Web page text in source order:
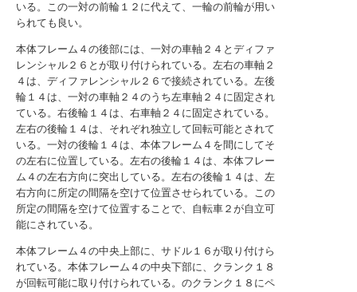
いる。この一対の前輪１２に代えて、一輪の前輪が用い
られても良い。
本体フレーム４の後部には、一対の車軸２４とディファ
レンシャル２６とが取り付けられている。左右の車軸２
４は、ディファレンシャル２６で接続されている。左後
輪１４は、一対の車軸２４のうち左車軸２４に固定され
ている。右後輪１４は、右車軸２４に固定されている。
左右の後輪１４は、それぞれ独立して回転可能とされて
いる。一対の後輪１４は、本体フレーム４を間にしてそ
の左右に位置している。左右の後輪１４は、本体フレー
ム４の左右方向に突出している。左右の後輪１４は、左
右方向に所定の間隔を空けて位置させられている。この
所定の間隔を空けて位置することで、自転車２が自立可
能にされている。
本体フレーム４の中央上部に、サドル１６が取り付けら
れている。本体フレーム４の中央下部に、クランク１８
が回転可能に取り付けられている。のクランク１８にペ